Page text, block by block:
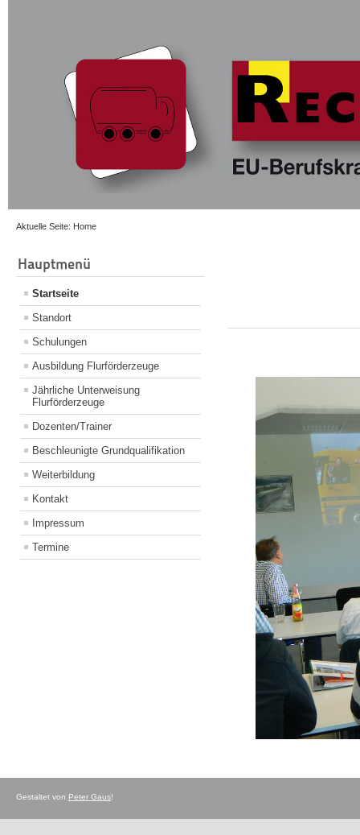
Aktuelle Seite: Home
Hauptmenü
Startseite
Standort
Schulungen
Ausbildung Flurförderzeuge
Jährliche Unterweisung
Flurförderzeuge
Dozenten/Trainer
Beschleunigte Grundqualifikation
Weiterbildung
Kontakt
Impressum
Termine
Gestaltet von Peter Gaus!